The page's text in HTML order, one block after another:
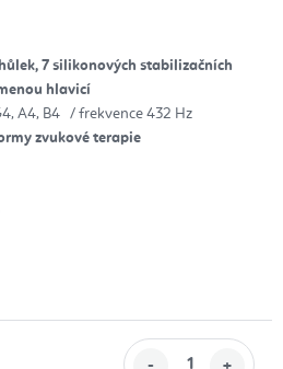
7 silikonových stabilizačních
hlavicí
A4, B4 / frekvence 432 Hz
zvukové terapie